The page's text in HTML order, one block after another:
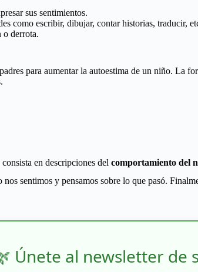
sus sentimientos.
como escribir, dibujar, contar historias, traducir,
o derrota.
para aumentar la autoestima de un niño. La
en descripciones del comportamiento del
sentimos y pensamos sobre lo que pasó.
Únete al newsletter de